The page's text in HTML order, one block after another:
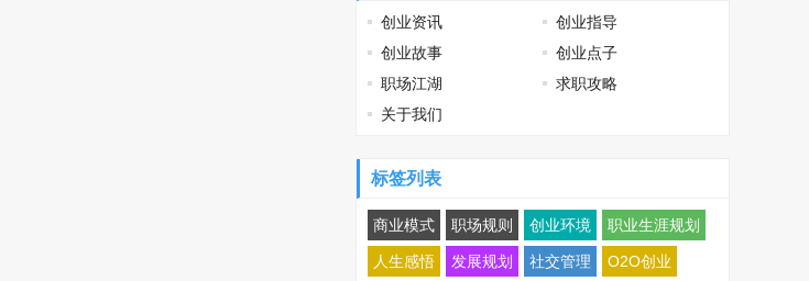
创业资讯
创业指导
创业故事
创业点子
职场江湖
求职攻略
关于我们
标签列表
商业模式 职场规则 创业环境 职业生涯规划
人生感悟 发展规划 社交管理 O2O创业